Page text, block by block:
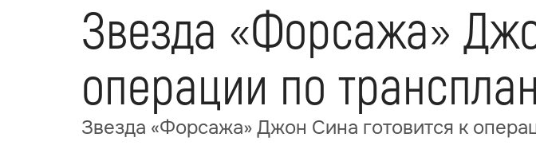
Звезда «Форсажа»
операции по
Звезда «Форсажа» Джон Сина готовится к